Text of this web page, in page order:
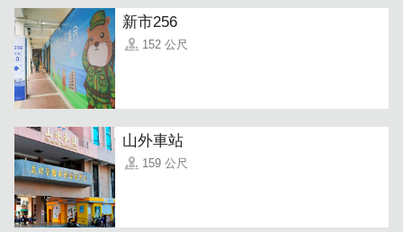
即化，简直是一口接一口，停不下来!
新市256
152 公尺
山外車站
159 公尺